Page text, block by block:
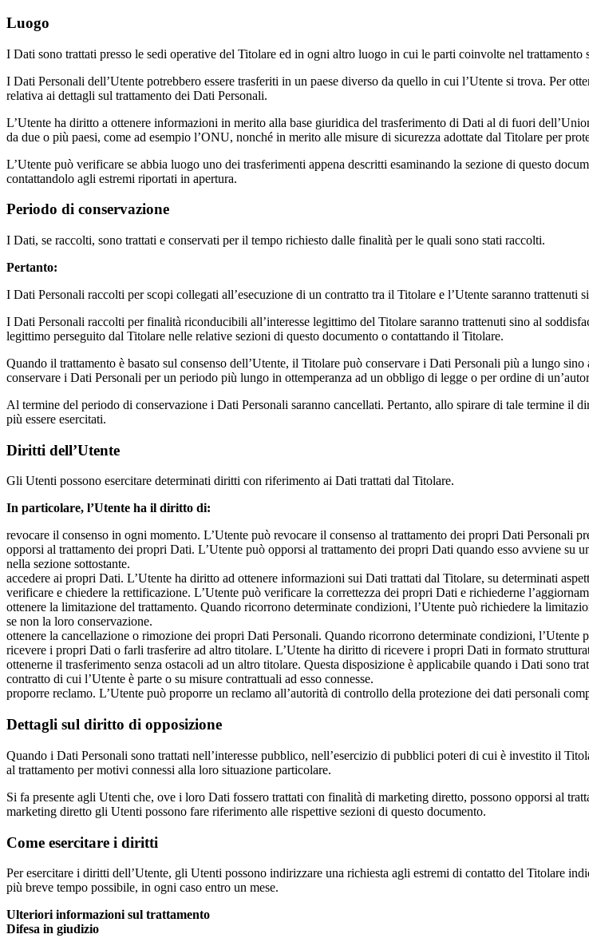
Luogo
I Dati sono trattati presso le sedi operative del Titolare ed in ogni altro luogo in cui le parti coinvolte nel
I Dati Personali dell’Utente potrebbero essere trasferiti in un paese diverso da quello in cui l’Utente si trova. Per
relativa ai dettagli sul trattamento dei Dati Personali.
L’Utente ha diritto a ottenere informazioni in merito alla base giuridica del trasferimento di Dati al di fuori
da due o più paesi, come ad esempio l’ONU, nonché in merito alle misure di sicurezza adottate dal Titolare per
L’Utente può verificare se abbia luogo uno dei trasferimenti appena descritti esaminando la sezione di questo
contattandolo agli estremi riportati in apertura.
Periodo di conservazione
I Dati, se raccolti, sono trattati e conservati per il tempo richiesto dalle finalità per le quali sono stati raccolti.
Pertanto:
I Dati Personali raccolti per scopi collegati all’esecuzione di un contratto tra il Titolare e l’Utente saranno trattenuti
I Dati Personali raccolti per finalità riconducibili all’interesse legittimo del Titolare saranno trattenuti sino al
legittimo perseguito dal Titolare nelle relative sezioni di questo documento o contattando il Titolare.
Quando il trattamento è basato sul consenso dell’Utente, il Titolare può conservare i Dati Personali più a lungo
conservare i Dati Personali per un periodo più lungo in ottemperanza ad un obbligo di legge o per ordine di
Al termine del periodo di conservazione i Dati Personali saranno cancellati. Pertanto, allo spirare di tale termine
più essere esercitati.
Diritti dell’Utente
Gli Utenti possono esercitare determinati diritti con riferimento ai Dati trattati dal Titolare.
In particolare, l’Utente ha il diritto di:
revocare il consenso in ogni momento. L’Utente può revocare il consenso al trattamento dei propri Dati Personali
opporsi al trattamento dei propri Dati. L’Utente può opporsi al trattamento dei propri Dati quando esso avviene
nella sezione sottostante.
accedere ai propri Dati. L’Utente ha diritto ad ottenere informazioni sui Dati trattati dal Titolare, su determinati
verificare e chiedere la rettificazione. L’Utente può verificare la correttezza dei propri Dati e richiederne
ottenere la limitazione del trattamento. Quando ricorrono determinate condizioni, l’Utente può richiedere la
se non la loro conservazione.
ottenere la cancellazione o rimozione dei propri Dati Personali. Quando ricorrono determinate condizioni,
ricevere i propri Dati o farli trasferire ad altro titolare. L’Utente ha diritto di ricevere i propri Dati in formato
ottenerne il trasferimento senza ostacoli ad un altro titolare. Questa disposizione è applicabile quando i Dati sono
contratto di cui l’Utente è parte o su misure contrattuali ad esso connesse.
proporre reclamo. L’Utente può proporre un reclamo all’autorità di controllo della protezione dei dati personali
Dettagli sul diritto di opposizione
Quando i Dati Personali sono trattati nell’interesse pubblico, nell’esercizio di pubblici poteri di cui è investito il
al trattamento per motivi connessi alla loro situazione particolare.
Si fa presente agli Utenti che, ove i loro Dati fossero trattati con finalità di marketing diretto, possono opporsi al
marketing diretto gli Utenti possono fare riferimento alle rispettive sezioni di questo documento.
Come esercitare i diritti
Per esercitare i diritti dell’Utente, gli Utenti possono indirizzare una richiesta agli estremi di contatto del Titolare
più breve tempo possibile, in ogni caso entro un mese.
Ulteriori informazioni sul trattamento
Difesa in giudizio